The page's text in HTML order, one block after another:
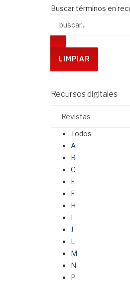
Buscar términos en
Recursos digitales
Todos
A
B
C
E
F
H
I
J
L
M
N
P